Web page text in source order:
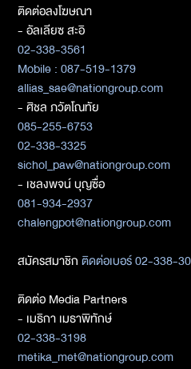
ติดต่อลงโฆษณา
- อัลเลียซ สะอิ
02-338-3561
Mobile : 087-519-1379
allias_sae@nationgroup.com
- ศิชล ภวัตโณทัย
085-255-6753
02-338-3325
sichol_paw@nationgroup.com
- เชลงพจน์ บุญซื่อ
081-934-2937
chalengpot@nationgroup.com
สมัครสมาชิกติดต่อเบอร์ 02-338-
ติดต่อ Media Partners
- เมธิกา เมธาพิทักษ์
02-338-3198
metika_met@nationgroup.com